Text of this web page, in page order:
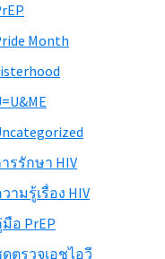
Month
รรักษา HIV
ามรู้เรื่อง HIV
อ PrEP
ตรวจเอชไอวี